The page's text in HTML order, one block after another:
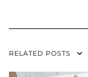
RELATED POSTS